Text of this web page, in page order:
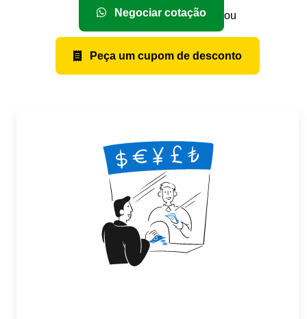
Negociar cotação ou
Peça um cupom de desconto